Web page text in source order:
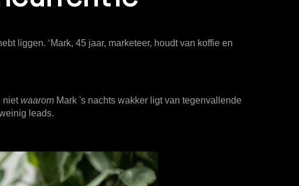
liggen. ‘Mark, 45 jaar, marketeer, houdt van koffie en
nietwaarom Mark 's nachts wakker ligt van tegenvallende
leads.